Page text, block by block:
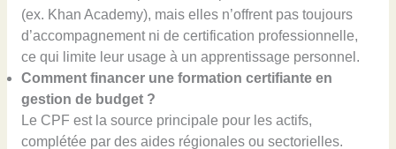
(ex. Khan Academy), mais elles n’offrent pas toujours
d’accompagnement ni de certification professionnelle,
ce qui limite leur usage à un apprentissage personnel.
Comment financer une formation certifiante en
gestion de budget ?
Le CPF est la source principale pour les actifs,
complétée par des aides régionales ou sectorielles.